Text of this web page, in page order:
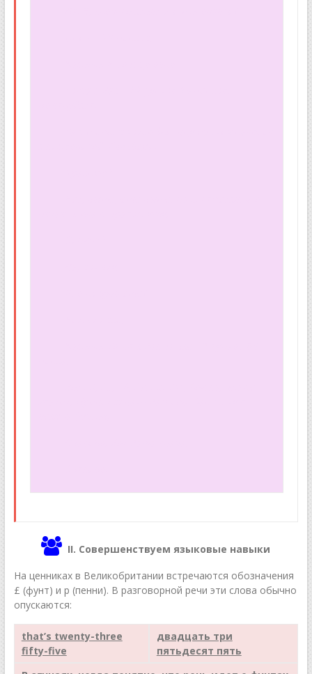
II. Совершенствуем языковые навыки
На ценниках в Великобритании встречаются обозначения
£ (фунт) и p (пенни). В разговорной речи эти слова обычно
опускаются:
that’s twenty-three
fifty-five
двадцать три
пятьдесят пять